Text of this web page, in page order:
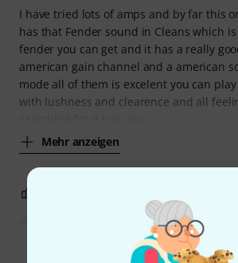
I have tried lots of amps and by far this
has that Fender sound in Cleans which
fender you can get and it has a really
american gain channel and a american
mode all of them is excelent you can
with lushness and clearence and all
Mehr anzeigen
Alle Bewertungen